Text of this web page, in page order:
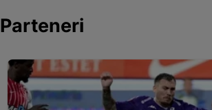
Parteneri